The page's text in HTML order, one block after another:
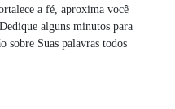
a fé, aproxima você
alguns minutos para
sobre Suas palavras todos